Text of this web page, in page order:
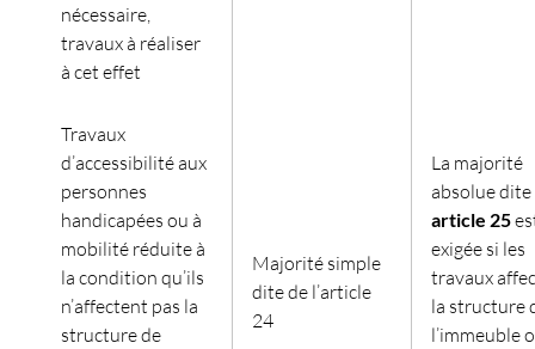
nécessaire,
travaux à réaliser
à cet effet
Travaux
d’accessibilité aux
personnes
handicapées ou à
mobilité réduite à
la condition qu’ils
n’affectent pas la
structure de
Majorité simple
dite de l’article
24
La majorité
absolue dite
article 25
exigée si les
travaux
la structure
l’immeuble